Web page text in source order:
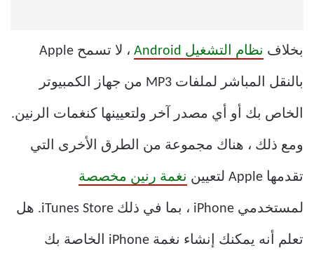
بخلاف نظام التشغيل Android ، لا تسمح Apple
بالنقل المباشر لملفات MP3 من جهاز الكمبيوتر
الخاص بك أو أي مصدر آخر ولتعيينها كنغمات الرنين.
ومع ذلك ، هناك مجموعة من الطرق الأخرى التي
تقدمها Apple لتعيين نغمة رنين مخصصة
لمستخدمي iPhone ، بما في ذلك iTunes Store. هل
تعلم أنه يمكنك إنشاء نغمة iPhone الخاصة بك